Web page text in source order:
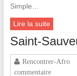
Simple…
Lire la suite
Saint-
Rencontrer-Afro
commentaire